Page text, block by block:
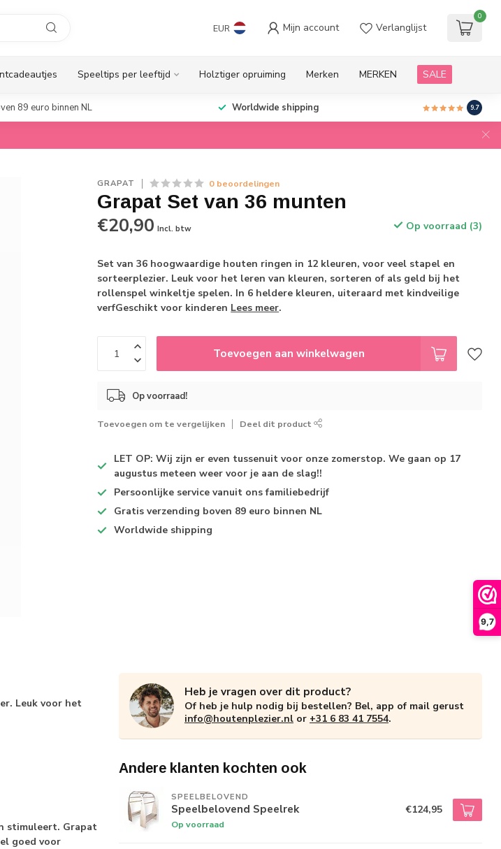
9,7
EUR Mijn account Verlanglijst
0
Speeltips per leeftijd Holztiger opruiming Merken MERKEN SALE
89 euro binnen NL Worldwide shipping 9.7
GRAPAT 0 beoordelingen
Grapat Set van 36 munten
€20,90 Incl. btw Op voorraad (3)
Set van 36 hoogwaardige houten ringen in 12 kleuren, voor veel stapel en
sorteerplezier. Leuk voor het leren van kleuren, sorteren of als geld bij het
rollenspel winkeltje spelen. In 6 heldere kleuren, uiteraard met kindveilige
verfGeschikt voor kinderen Lees meer.
Toevoegen aan winkelwagen
Op voorraad!
Toevoegen om te vergelijken Deel dit product
LET OP: Wij zijn er even tussenuit voor onze zomerstop. We gaan op 17
augustus meteen weer voor je aan de slag!!
Persoonlijke service vanuit ons familiebedrijf
Gratis verzending boven 89 euro binnen NL
Worldwide shipping
Leuk voor het
stimuleert. Grapat
goed voor
Heb je vragen over dit product?
Of heb je hulp nodig bij bestellen? Bel, app of mail gerust
info@houtenplezier.nl or +31 6 83 41 7554.
Andere klanten kochten ook
SPEELBELOVEND
Speelbelovend Speelrek
Op voorraad
€124,95